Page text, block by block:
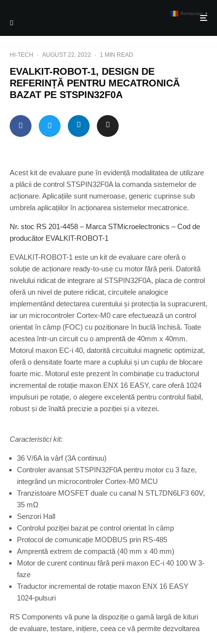
HI-TECH · AUGUST 22, 2022 · 1 MIN READ
EVALKIT-ROBOT-1, DESIGN DE
REFERINȚĂ PENTRU MECATRONICĂ
BAZAT PE STSPIN32F0A
Acest kit de evaluare pune în evidență modalitatea de utilizare
a plăcii de control STSPIN32F0A la comanda sistemelor de
acționare. Aplicațiile sunt numeroase, generic cuprinse sub
umbrela aplicațiilor în acționarea sistemelor mecatronice.
Nr. stoc RS 201-4458 – Marca STMicroelectronics – Cod de
producător EVALKIT-ROBOT-1
EVALKIT-ROBOT-1 este un kit de evaluare care oferă o
soluție de acționare ready-to-use cu motor fără perii. Datorită
nivelului ridicat de integrare al STSPIN32F0A, placa de control
oferă un nivel de putere ridicat, circuitele analogice
implementând detectarea curentului și protecția la supracurent,
iar un microcontroler Cortex-M0 care efectuează un control
orientat în câmp (FOC) cu poziționare în buclă închisă. Toate
acestea într-un circuit cu o amprentă de 40mm x 40mm.
Motorul maxon EC-i 40, datorită circuitului magnetic optimizat,
oferă o densitate foarte mare a cuplului și un cuplu de blocare
foarte mic. Motorul este prezent în combinație cu traductorul
incremental de rotație maxon ENX 16 EASY, care oferă 1024
impulsuri pe rotație, o alegere excelentă pentru controlul fiabil,
robust și de înaltă precizie a poziției și a vitezei.
Caracteristici kit:
36 V/6A la vârf (3A continuu)
Controler avansat STSPIN32F0A pentru motor cu 3 faze,
integrând un microcontroler Cortex-M0 MCU
Tranzistoare MOSFET duale cu canal N STL7DN6LF3 60V,
35 mΩ
Senzori Hall
Controlul poziției bazat pe control orientat în câmp
Protocol de comunicație MODBUS prin RS-485
Amprentă extrem de compactă (40 mm x 40 mm)
Motor de curent continuu fără perii maxon EC-i 40 100 W 3-
faze
Traductor incremental de rotație maxon ENX 16 EASY
1024-pulsuri
RS Components vă pune la dispoziție o gamă largă de kituri
de evaluare, testare, inițiere, ceea ce vă permite dezvoltarea
Romanian ▼